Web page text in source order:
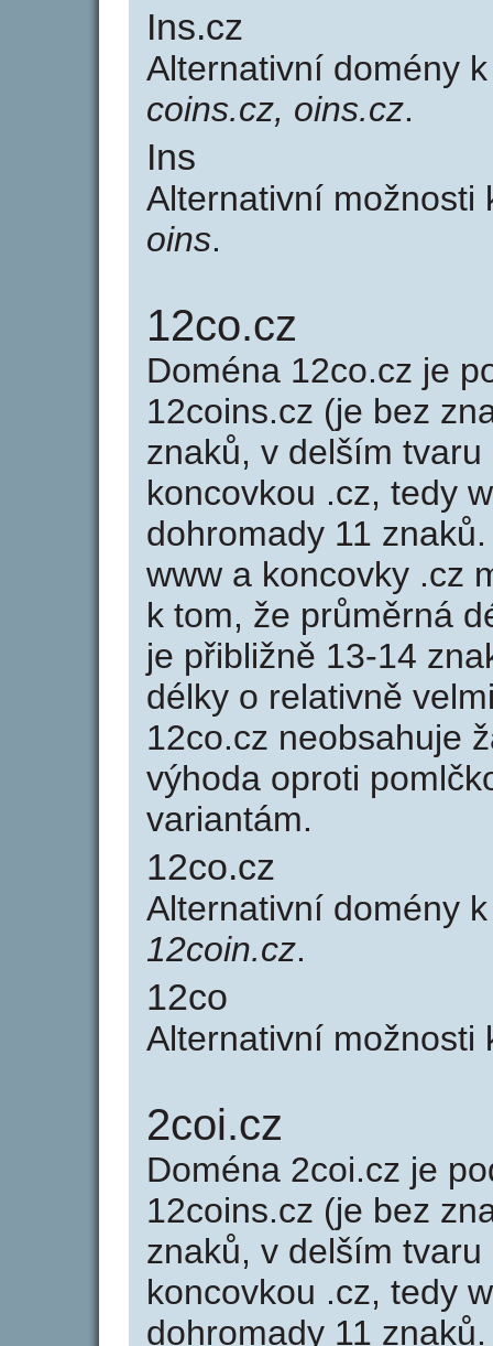
Ins.cz
Alternativní domény
coins.cz, oins.cz.
Ins
Alternativní možnosti
oins.
12co.cz
Doména 12co.cz je
12coins.cz (je bez
znaků, v delším
koncovkou .cz, tedy
dohromady 11
www a koncovky .cz
k tom, že průměrná
je přibližně 13-14
délky o relativně
12co.cz neobsahuje
výhoda oproti
variantám.
12co.cz
Alternativní domény
12coin.cz.
12co
Alternativní
2coi.cz
Doména 2coi.cz je
12coins.cz (je bez
znaků, v delším
koncovkou .cz, tedy
dohromady 11